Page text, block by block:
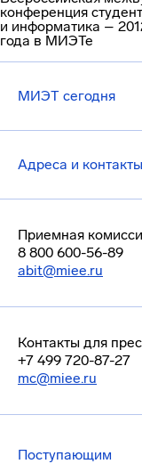
конференция
и информатика –
года в МИЭТе
МИЭТ сегодня
Адреса и контакты
Приемная
8 800 600-56-89
abit@miee.ru
Контакты для
+7 499 720-87-27
mc@miee.ru
Поступающим